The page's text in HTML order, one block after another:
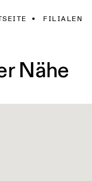
FILIALEN
Nähe